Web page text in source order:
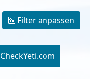
Filter anpassen